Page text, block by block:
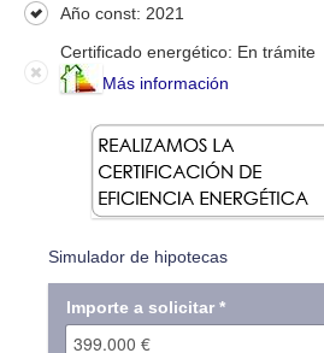
Año const: 2021
Certificado energético: En trámite
Más información